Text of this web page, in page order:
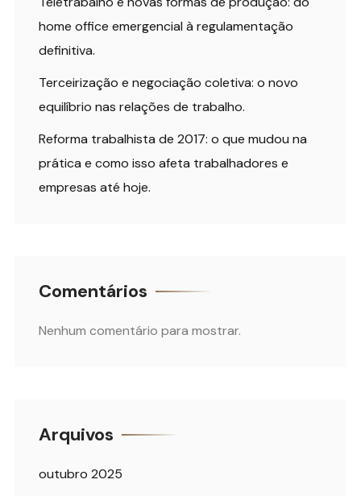
home office emergencial à regulamentação
definitiva.
Terceirização e negociação coletiva: o novo
equilíbrio nas relações de trabalho.
Reforma trabalhista de 2017: o que mudou na
prática e como isso afeta trabalhadores e
empresas até hoje.
Comentários
Nenhum comentário para mostrar.
Arquivos
outubro 2025